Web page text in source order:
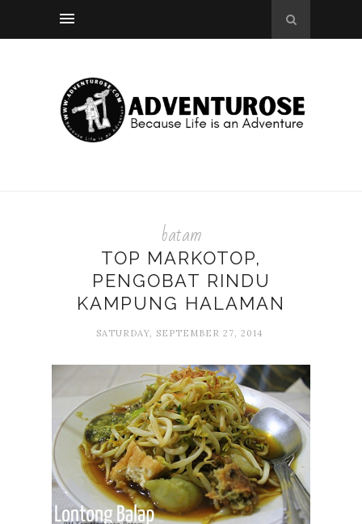
batam
TOP MARKOTOP,
PENGOBAT RINDU
KAMPUNG HALAMAN
SATURDAY, SEPTEMBER 27, 2014